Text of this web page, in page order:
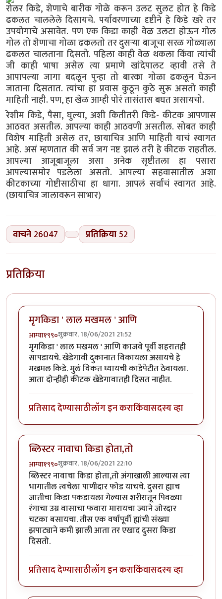
रोलर किडे, शेणाचे बारीक गोळे करून उलट सुलट होत हे किडे
ढकलत चाललेले दिसायचे. पर्यावरणाच्या दृष्टीने हे किडे खरे तर
उपयोगाचे असावेत. पण एक किडा काही वेळ उलटा होऊन गोल
गोल तो शेणाचा गोळा ढकलतो तर दुसऱ्या बाजूचा सरळ गोळ्याला
ढकलत चालताना दिसतो. पहिला काही वेळ थकला किंवा त्यांची
जी काही भाषा असेल त्या प्रमाणे खांदेपालट व्हावी तसे ते
आपापल्या जागा बदलून पुन्हा तो बारका गोळा ढकलून घेऊन
जाताना दिसतात. त्यांचा हा प्रवास कुठून कुठे सुरू असतो काही
माहिती नाही. पण, हा खेळ आम्ही पोरं तासंतास बघत असायचो.
रेशीम किडे, पैसा, घुल्या, अशी कितीतरी किडे- कीटक आपणास
आठवत असतील. आपल्या काही आठवणी असतील. सोबत काही
विशेष माहिती असेल तर, छायाचित्र आणि माहिती याचं स्वागत
आहे. असं म्हणतात की सर्व जग नष्ट झालं तरी हे कीटक राहतील.
आपल्या आजूबाजूला असा अनेक सृष्टीतला हा पसारा
आपल्यासमोर पडलेला असतो. आपल्या सहवासातील अशा
कीटकाच्या गोष्टीसाठीचा हा धागा. आपलं सर्वांचं स्वागत आहे.
(छायाचित्र जालावरून साभार)
वाचने 26047 प्रतिक्रिया52
प्रतिक्रिया
मृगकिडा ' लाल मखमल ' आणि
आग्या१९९०शुक्रवार, 18/06/2021 21:52
मृगकिडा ' लाल मखमल ' आणि काजवे पूर्वी शहरातही
सापडायचे. खेडेगावी दुकानात विकायला असायचे हे
मखमल किडे. मुलं विकत घ्यायची काडेपेटीत ठेवायला.
आता दोन्हीही कीटक खेडेगावातही दिसत नाहीत.
प्रतिसाद देण्यासाठीलॉग इन कराकिंवासदस्य व्हा
ब्लिस्टर नावाचा किडा होता,तो
आग्या१९९०शुक्रवार, 18/06/2021 22:10
ब्लिस्टर नावाचा किडा होता,तो अंगाखाली आल्यास त्या
भागातील त्वचेला पाणीदार फोड याचचे. दुसरा ह्याच
जातीचा किडा पकडायला गेल्यास शरीरातून पिवळ्या
रंगाचा उग्र वासाचा फवारा मारायचा ज्याने जोरदार
चटका बसायचा. तीस एक वर्षापूर्वी ह्यांची संख्या
झपाट्याने कमी झाली आता तर एखाद दुसरा किडा
दिसतो.
प्रतिसाद देण्यासाठीलॉग इन कराकिंवासदस्य व्हा